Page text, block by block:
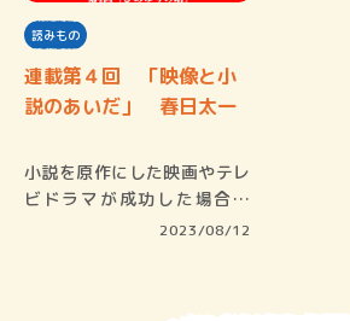
読みもの
連載第４回 「映像と小
説のあいだ」 春日太一
小説を原作にした映画やテレ
ビドラマが成功した場合、
2023/08/12